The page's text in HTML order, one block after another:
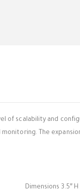
of scalability and
The
Dimensions 3.5″